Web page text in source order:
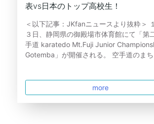
表vs日本のトップ高校生！
＜以下記事：JKfanニュースより抜粋＞
３日、静岡県の御殿場市体育館にて「第
手道 karatedo Mt.Fuji Junior
Gotemba」が開催される。 空手道のま
more